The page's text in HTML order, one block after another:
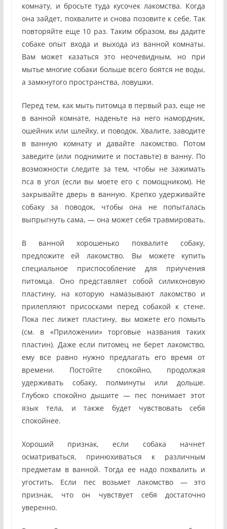
комнату, и бросьте туда кусочек лакомства. Когда
она зайдет, похвалите и снова позовите к себе. Так
повторяйте еще 10 раз. Таким образом, вы дадите
собаке опыт входа и выхода из ванной комнаты.
Вам может казаться это неочевидным, но при
мытье многие собаки больше всего боятся не воды,
а замкнутого пространства, ловушки.
Перед тем, как мыть питомца в первый раз, еще не
в ванной комнате, наденьте на него намордник,
ошейник или шлейку, и поводок. Хвалите, заводите
в ванную комнату и давайте лакомство. Потом
заведите (или поднимите и поставьте) в ванну. По
возможности следите за тем, чтобы не зажимать
пса в угол (если вы моете его с помощником). Не
закрывайте дверь в ванную. Крепко удерживайте
собаку за поводок, чтобы она не попыталась
выпрыгнуть сама, — она может себя травмировать.
В ванной хорошенько похвалите собаку,
предложите ей лакомство. Вы можете купить
специальное приспособление для приучения
питомца. Оно представляет собой силиконовую
пластину, на которую намазывают лакомство и
прилепляют присосками перед собакой к стене.
Пока пес лижет пластину, вы можете его помыть
(см. в «Приложении» торговые названия таких
пластин). Даже если питомец не берет лакомство,
ему все равно нужно предлагать его время от
времени. Постойте спокойно, продолжая
удерживать собаку, полминуты или дольше.
Глубоко спокойно дышите — пес понимает этот
язык тела, и также будет чувствовать себя
спокойнее.
Хороший признак, если собака начнет
осматриваться, принюхиваться к различным
предметам в ванной. Тогда ее надо похвалить и
угостить. Если пес возьмет лакомство — это
признак, что он чувствует себя достаточно
уверенно.